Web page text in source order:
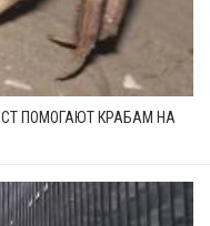
ПОМОГАЮТ КРАБАМ НА